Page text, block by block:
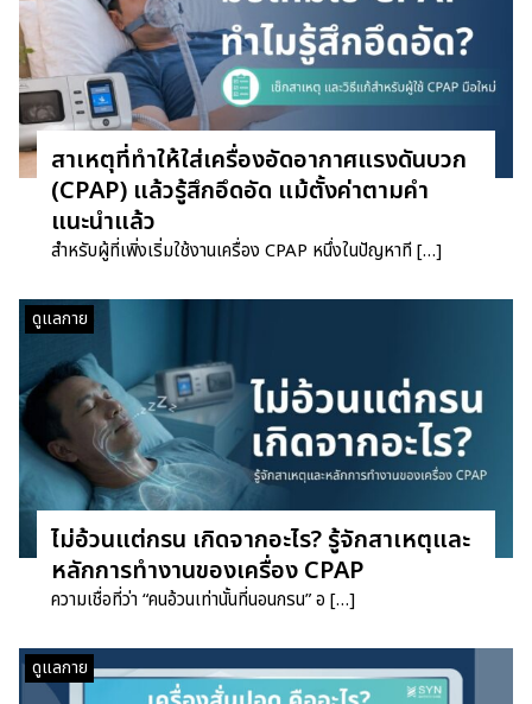
สาเหตุที่ทำให้ใส่เครื่องอัดอากาศแรงดันบวก
(CPAP) แล้วรู้สึกอึดอัด แม้ตั้งค่าตามคำ
แนะนำแล้ว
สำหรับผู้ที่เพิ่งเริ่มใช้งานเครื่อง CPAP หนึ่งในปัญหาที […]
ดูแลกาย
ไม่อ้วนแต่กรน เกิดจากอะไร? รู้จักสาเหตุและ
หลักการทำงานของเครื่อง CPAP
ความเชื่อที่ว่า “คนอ้วนเท่านั้นที่นอนกรน” อ […]
ดูแลกาย